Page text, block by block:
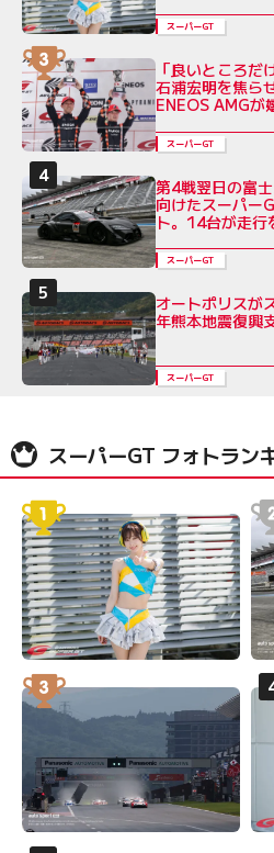
スーパーGT
「良いところだ
石浦宏明を焦ら
ENEOS AMGが
スーパーGT
第4戦翌日の富
向けたスーパー
ト。14台が走行
スーパーGT
オートポリスが
年熊本地震復興
スーパーGT
スーパーGT フォトラン